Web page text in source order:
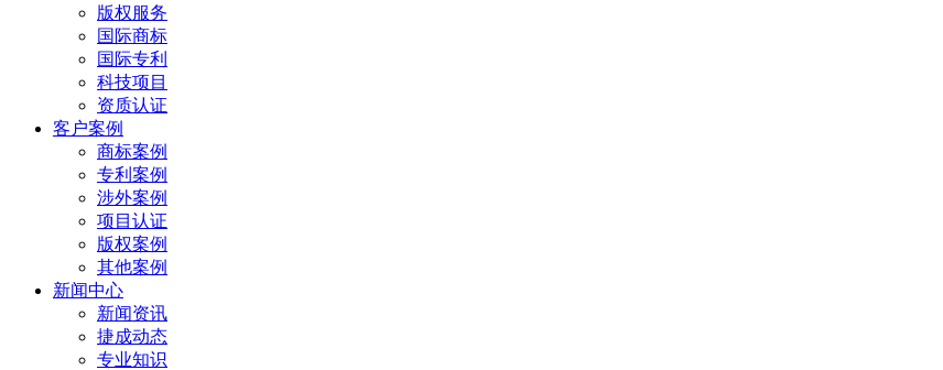
版权服务
国际商标
国际专利
科技项目
资质认证
客户案例
商标案例
专利案例
涉外案例
项目认证
版权案例
其他案例
新闻中心
新闻资讯
捷成动态
专业知识